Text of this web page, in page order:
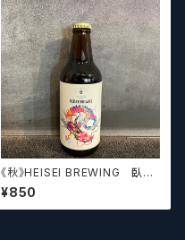
ズ】
《秋》HEISEI BREWING 臥龍
長生(がりゅうちょうせい)アメリ
カンペールエール【クラフトビー
ル】
¥850